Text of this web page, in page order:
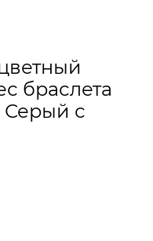
браслета
Серый с